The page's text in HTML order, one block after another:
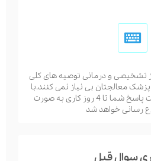
تشخیصی و درمانی توصیه های کلی
معالجتان بی نیاز نمی کنند.با
توجه به تعداد زیاد سوالات پاسخ شما تا 4 روز کاری به صورت
رسانی خواهد شد
سوال قبل